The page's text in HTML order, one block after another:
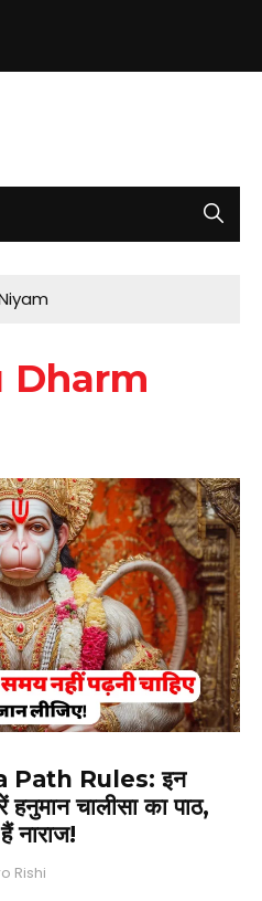
Dharm
Path Rules: इन
चालीसा का पाठ,
नाराज!
Rishi